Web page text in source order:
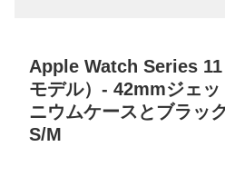
Apple Watch Series
モデル）- 42mmジェッ
ニウムケースとブラッ
S/M